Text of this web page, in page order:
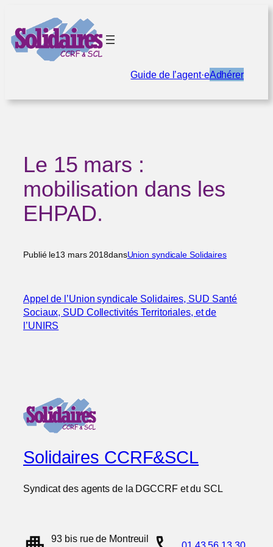
contenu
Guide de l’agent·eAdhérer
Le 15 mars :
mobilisation dans les
EHPAD.
Publié le13 mars 2018dansUnion syndicale Solidaires
Appel de l’Union syndicale Solidaires, SUD Santé
Sociaux, SUD Collectivités Territoriales, et de
l’UNIRS
Solidaires CCRF&SCL
Syndicat des agents de la DGCCRF et du SCL
93 bis rue de Montreuil